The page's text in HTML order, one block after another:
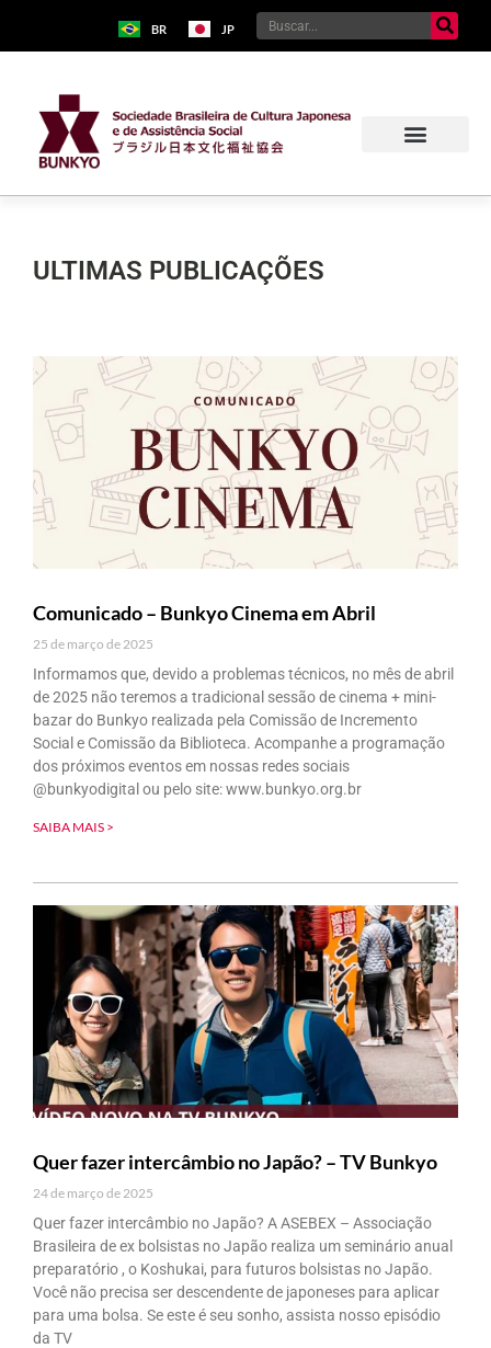
BR JP
ULTIMAS PUBLICAÇÕES
Comunicado – Bunkyo Cinema em Abril
25 de março de 2025
Informamos que, devido a problemas técnicos, no mês de abril
de 2025 não teremos a tradicional sessão de cinema + mini-
bazar do Bunkyo realizada pela Comissão de Incremento
Social e Comissão da Biblioteca. Acompanhe a programação
dos próximos eventos em nossas redes sociais
@bunkyodigital ou pelo site: www.bunkyo.org.br
SAIBA MAIS >
Quer fazer intercâmbio no Japão? – TV Bunkyo
24 de março de 2025
Quer fazer intercâmbio no Japão? A ASEBEX – Associação
Brasileira de ex bolsistas no Japão realiza um seminário anual
preparatório , o Koshukai, para futuros bolsistas no Japão.
Você não precisa ser descendente de japoneses para aplicar
para uma bolsa. Se este é seu sonho, assista nosso episódio
da TV